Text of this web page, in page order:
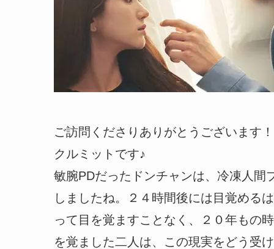
ご訪問くださりありがとうございます！
クルミットです♪
敏腕PDだったドンチャンは、冷凍人間
しましたね。２４時間後には目覚める
って目を覚ますことなく、２０年もの
を覚ました二人は、この現実をどう受